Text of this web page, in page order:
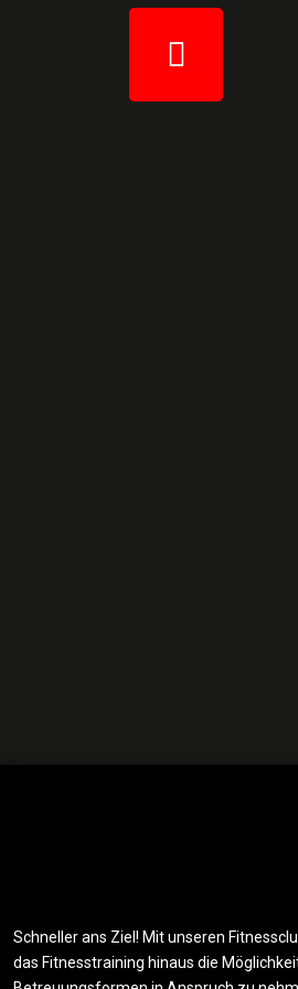
Schneller ans Ziel! Mit unseren
das Fitnesstraining hinaus die